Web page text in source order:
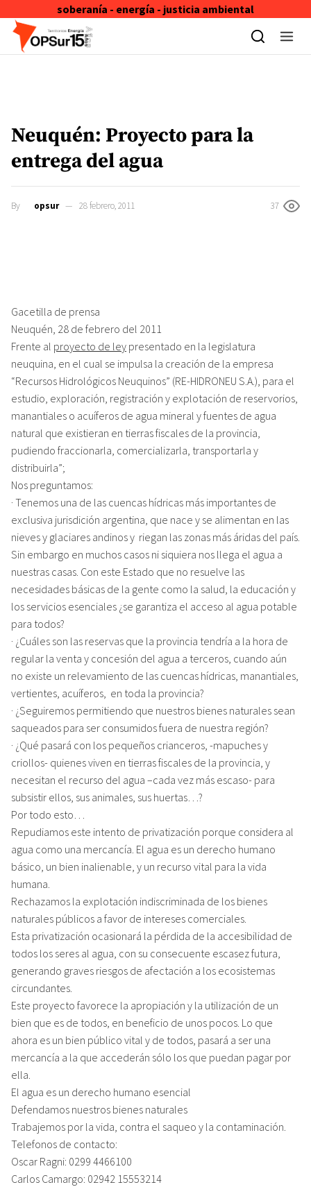
soberanía - energía - justicia ambiental
Skip to content
Neuquén: Proyecto para la
entrega del agua
By opsur 28 febrero, 2011 37
Gacetilla de prensa
Neuquén, 28 de febrero del 2011
Frente al proyecto de ley presentado en la legislatura
neuquina, en el cual se impulsa la creación de la empresa
“Recursos Hidrológicos Neuquinos” (RE-HIDRONEU S.A.), para el
estudio, exploración, registración y explotación de reservorios,
manantiales o acuíferos de agua mineral y fuentes de agua
natural que existieran en tierras fiscales de la provincia,
pudiendo fraccionarla, comercializarla, transportarla y
distribuirla”;
Nos preguntamos:
· Tenemos una de las cuencas hídricas más importantes de
exclusiva jurisdición argentina, que nace y se alimentan en las
nieves y glaciares andinos y riegan las zonas más áridas del país.
Sin embargo en muchos casos ni siquiera nos llega el agua a
nuestras casas. Con este Estado que no resuelve las
necesidades básicas de la gente como la salud, la educación y
los servicios esenciales ¿se garantiza el acceso al agua potable
para todos?
· ¿Cuáles son las reservas que la provincia tendría a la hora de
regular la venta y concesión del agua a terceros, cuando aún
no existe un relevamiento de las cuencas hídricas, manantiales,
vertientes, acuíferos, en toda la provincia?
· ¿Seguiremos permitiendo que nuestros bienes naturales sean
saqueados para ser consumidos fuera de nuestra región?
· ¿Qué pasará con los pequeños crianceros, -mapuches y
criollos- quienes viven en tierras fiscales de la provincia, y
necesitan el recurso del agua –cada vez más escaso- para
subsistir ellos, sus animales, sus huertas…?
Por todo esto…
Repudiamos este intento de privatización porque considera al
agua como una mercancía. El agua es un derecho humano
básico, un bien inalienable, y un recurso vital para la vida
humana.
Rechazamos la explotación indiscriminada de los bienes
naturales públicos a favor de intereses comerciales.
Esta privatización ocasionará la pérdida de la accesibilidad de
todos los seres al agua, con su consecuente escasez futura,
generando graves riesgos de afectación a los ecosistemas
circundantes.
Este proyecto favorece la apropiación y la utilización de un
bien que es de todos, en beneficio de unos pocos. Lo que
ahora es un bien público vital y de todos, pasará a ser una
mercancía a la que accederán sólo los que puedan pagar por
ella.
El agua es un derecho humano esencial
Defendamos nuestros bienes naturales
Trabajemos por la vida, contra el saqueo y la contaminación.
Telefonos de contacto:
Oscar Ragni: 0299 4466100
Carlos Camargo: 02942 15553214